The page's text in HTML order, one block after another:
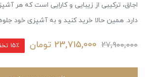
اجاق، ترکیبی از زیبایی و کارایی است که هر
دارد. همین حالا خرید کنید و به آشپزی خود
27,900,000
23,715,000 تومان 15٪ تخفیف